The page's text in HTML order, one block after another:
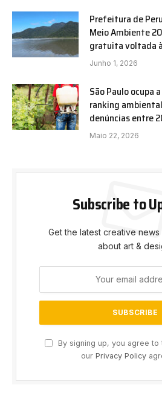
Prefeitura de
Meio Ambiente
gratuita voltada
Junho 1, 2026
São Paulo ocupa
ranking
denúncias entre
Maio 22, 2026
Subscribe to
Get the latest creative news
about art &
By signing up, you agree to
our Privacy Policy